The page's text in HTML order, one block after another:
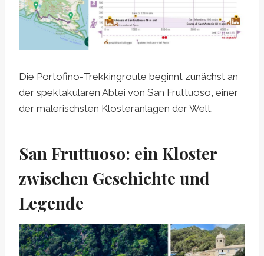
Die Portofino-Trekkingroute beginnt zunächst an
der spektakulären Abtei von San Fruttuoso, einer
der malerischsten Klosteranlagen der Welt.
San Fruttuoso: ein Kloster
zwischen Geschichte und
Legende